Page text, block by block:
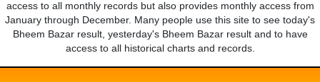
access to all monthly records but also provides monthly access from
January through December. Many people use this site to see today's
Bheem Bazar result, yesterday's Bheem Bazar result and to have
access to all historical charts and records.